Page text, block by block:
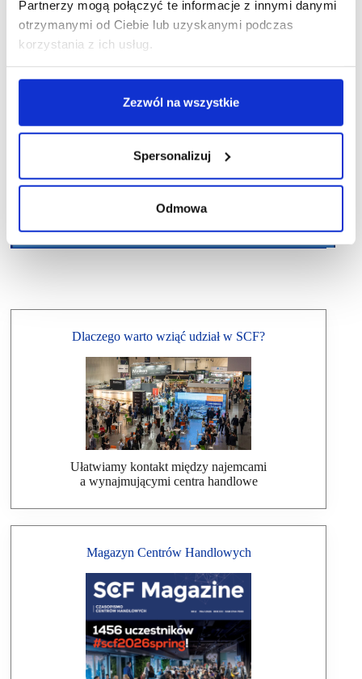
Partnerzy mogą połączyć te informacje z innymi danymi
otrzymanymi od Ciebie lub uzyskanymi podczas
korzystania z ich usług.
Zezwól na wszystkie
Spersonalizuj
Odmowa
Dlaczego warto wziąć udział w SCF?
Ułatwiamy kontakt między najemcami
a wynajmującymi centra handlowe
Magazyn Centrów Handlowych